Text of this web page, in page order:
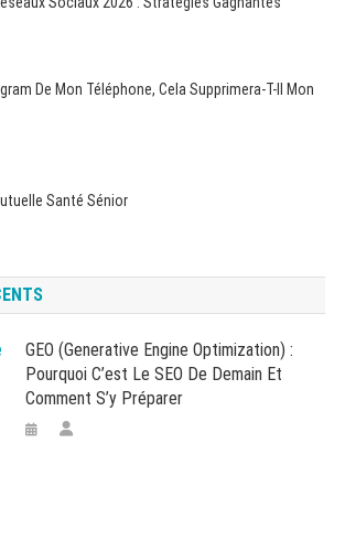
De Mon Téléphone, Cela Supprimera-T-Il Mon
Santé Sénior
GEO (Generative Engine Optimization) :
Pourquoi C’est Le SEO De Demain Et
Comment S’y Préparer